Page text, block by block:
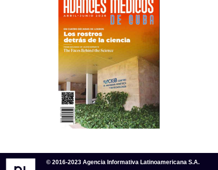
© 2016-2023 Agencia Informativa Latinoamericana S.A.